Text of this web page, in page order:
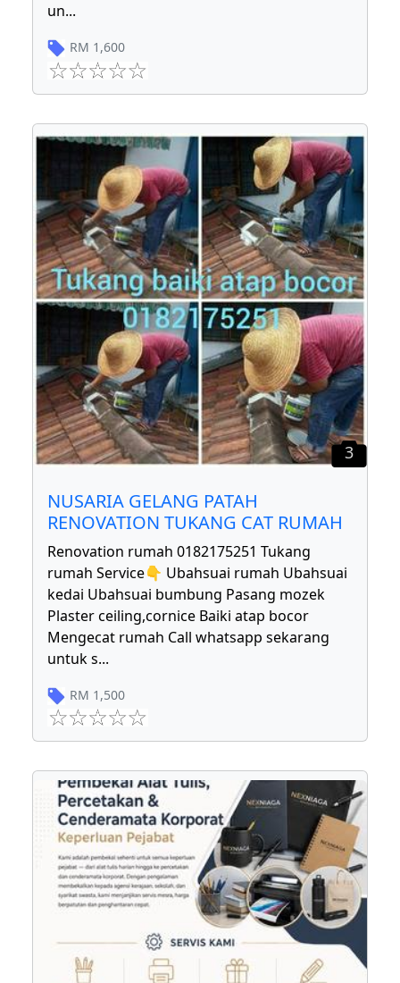
un...
RM 1,600
3
NUSARIA GELANG PATAH
RENOVATION TUKANG CAT RUMAH
Renovation rumah 0182175251 Tukang
rumah Service👇 Ubahsuai rumah Ubahsuai
kedai Ubahsuai bumbung Pasang mozek
Plaster ceiling,cornice Baiki atap bocor
Mengecat rumah Call whatsapp sekarang
untuk s...
RM 1,500